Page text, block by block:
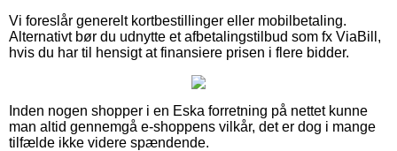
Vi foreslår generelt kortbestillinger eller mobilbetaling.
Alternativt bør du udnytte et afbetalingstilbud som fx ViaBill,
hvis du har til hensigt at finansiere prisen i flere bidder.
Inden nogen shopper i en Eska forretning på nettet kunne
man altid gennemgå e-shoppens vilkår, det er dog i mange
tilfælde ikke videre spændende.